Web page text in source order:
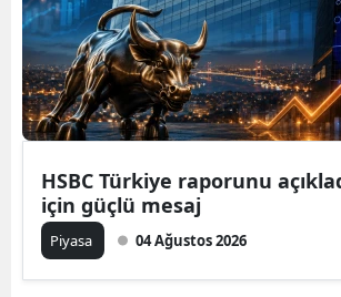
HSBC Türkiye raporunu
için güçlü mesaj
Piyasa 04 Ağustos 2026